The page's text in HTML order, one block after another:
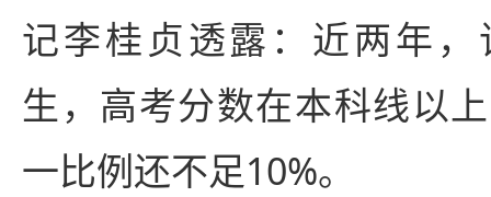
记李桂贞透露：近两年，
生，高考分数在本科线以
一比例还不足10%。